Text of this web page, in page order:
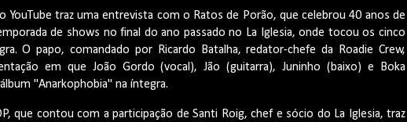
YouTube traz uma entrevista com o Ratos de Porão, que celebrou 40 anos de
de shows no final do ano passado no La Iglesia, onde tocou os cinco
O papo, comandado por Ricardo Batalha, redator-chefe da Roadie Crew,
em que João Gordo (vocal), Jão (guitarra), Juninho (baixo) e Boka
"Anarkophobia" na íntegra.
que contou com a participação de Santi Roig, chef e sócio do La Iglesia, traz